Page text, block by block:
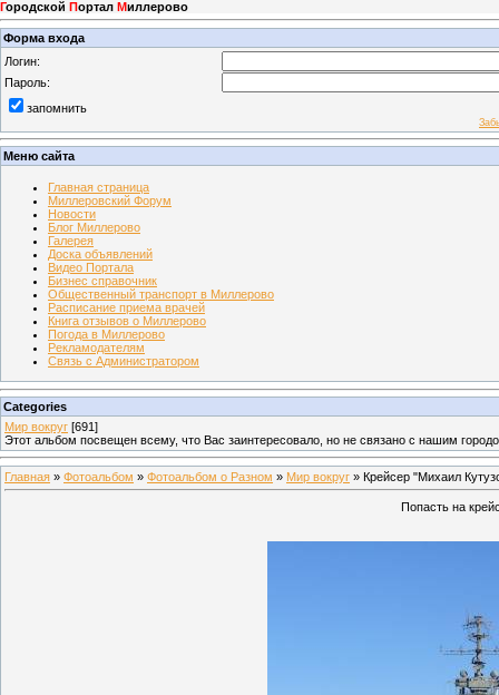
Городской Портал Миллерово
Форма входа
Логин:
Пароль:
запомнить
Меню сайта
Главная страница
Миллеровский Форум
Новости
Блог Миллерово
Галерея
Доска объявлений
Видео Портала
Бизнес справочник
Общественный транспорт в Миллерово
Расписание приема врачей
Книга отзывов о Миллерово
Погода в Миллерово
Рекламодателям
Связь с Администратором
Categories
Мир вокруг [691]
Этот альбом посвещен всему, что Вас заинтересовало, но не связано с нашим
Главная » Фотоальбом » Фотоальбом о Разном » Мир вокруг » Крейсер "Михаил
Попасть на